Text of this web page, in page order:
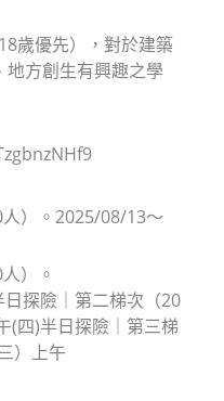
歲優先），對於建築
方創生有興趣之學
）。2025/08/13～
）。
探險｜第二梯次（20
(四)半日探險｜第三梯
）上午